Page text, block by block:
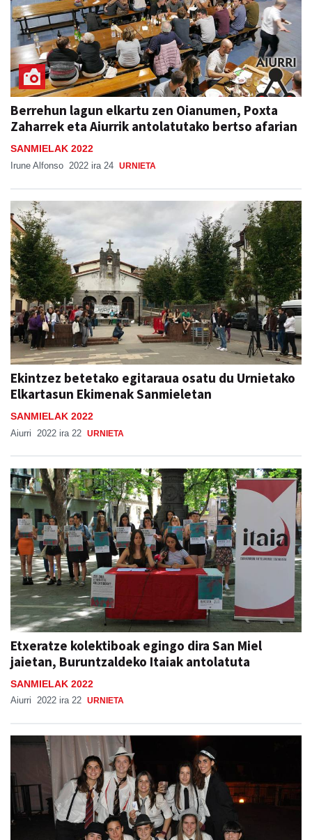
Berrehun lagun elkartu zen Oianumen, Poxta
Zaharrek eta Aiurrik antolatutako bertso afarian
SANMIELAK 2022
Irune Alfonso 2022 ira 24 URNIETA
Ekintzez betetako egitaraua osatu du Urnietako
Elkartasun Ekimenak Sanmieletan
SANMIELAK 2022
Aiurri 2022 ira 22 URNIETA
Etxeratze kolektiboak egingo dira San Miel
jaietan, Buruntzaldeko Itaiak antolatuta
SANMIELAK 2022
Aiurri 2022 ira 22 URNIETA